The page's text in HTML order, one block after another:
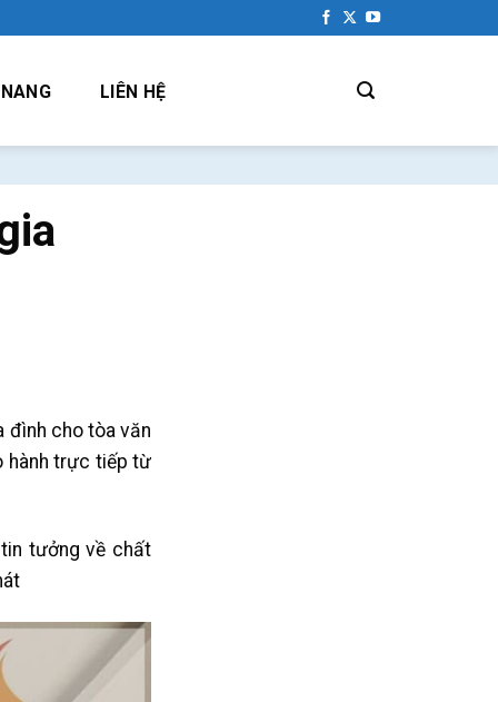
LIÊN HỆ
đình cho tòa văn
hành trực tiếp từ
tưởng về chất